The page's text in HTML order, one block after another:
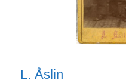
L. Åslin